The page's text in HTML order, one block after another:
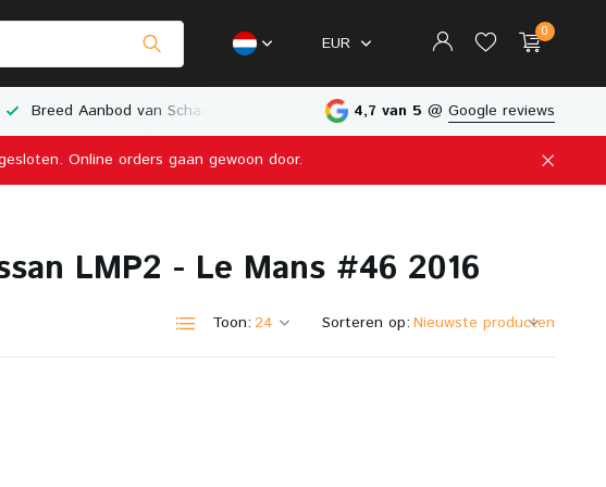
EUR
Account aanmaken
0
Breed Aanbod van Schaalmodellen Fysieke Winkel in Nederland
4,7 van 5 @ Google reviews
Online orders gaan gewoon door.
LMP2 - Le Mans #46 2016
Toon: Sorteren op: